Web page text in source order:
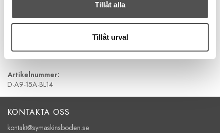
Tillåt alla
Tillåt urval
Maskinkompatibilitet:Passar Baby Lock overlock,
Cover Stitch och kombimaskiner samt alla övriga märken
Artikelnummer:
D-A9-15A-BL14
KONTAKTA OSS
kontakt@symaskinsboden.se